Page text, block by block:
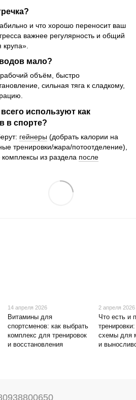
и что хорошо переносит ваш
важнее регулярность и общий
мало?
объём, быстро
сильная тяга к сладкому,
используют как
в спорте?
гейнеры (добрать калории на
тренировки/жара/потоотделение),
из раздела после
14 апреля 2026
Витамины для
спортсменов: как выбрать
комплекс для тренировок
и восстановления
2 апреля 2026
Что есть и
схемы для
и